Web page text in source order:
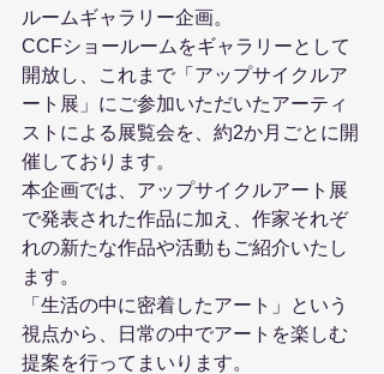
ルームギャラリー企画。
CCFショールームをギャラリーとして
開放し、これまで「アップサイクルア
ート展」にご参加いただいたアーティ
ストによる展覧会を、約2か月ごとに開
催しております。
本企画では、アップサイクルアート展
で発表された作品に加え、作家それぞ
れの新たな作品や活動もご紹介いたし
ます。
「生活の中に密着したアート」という
視点から、日常の中でアートを楽しむ
提案を行ってまいります。